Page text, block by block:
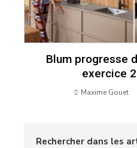
Blum progresse
exercice
Maxime Gouet
Rechercher dans les